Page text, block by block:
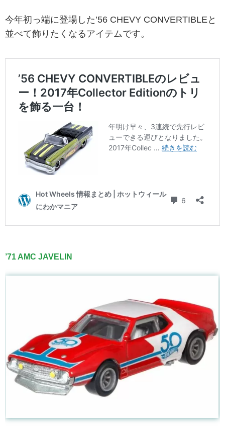
今年初っ端に登場した’56 CHEVY CONVERTIBLEと
並べて飾りたくなるアイテムです。
’71 AMC JAVELIN